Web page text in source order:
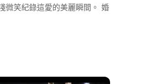
微笑紀錄這愛的美麗瞬間。 婚